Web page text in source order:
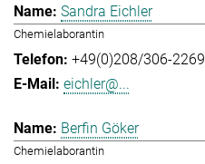
Sandra Eichler
Chemielaborantin
+49(0)208/306-2269
eichler@...
Berfin Göker
Chemielaborantin